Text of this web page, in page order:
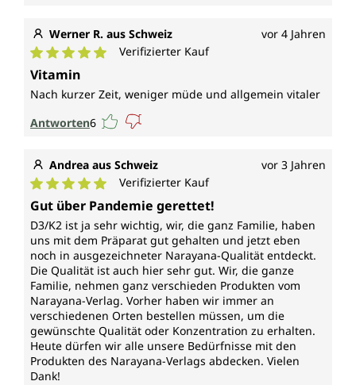
Werner R. aus Schweiz vor 4 Jahren
Durchschnittliche Bewertung von 5 von 5 Sternen
Verifizierter Kauf
Vitamin
Nach kurzer Zeit, weniger müde und allgemein vitaler
Antworten6
Andrea aus Schweiz vor 3 Jahren
Durchschnittliche Bewertung von 5 von 5 Sternen
Verifizierter Kauf
Gut über Pandemie gerettet!
D3/K2 ist ja sehr wichtig, wir, die ganz Familie, haben
uns mit dem Präparat gut gehalten und jetzt eben
noch in ausgezeichneter Narayana-Qualität entdeckt.
Die Qualität ist auch hier sehr gut. Wir, die ganze
Familie, nehmen ganz verschieden Produkten vom
Narayana-Verlag. Vorher haben wir immer an
verschiedenen Orten bestellen müssen, um die
gewünschte Qualität oder Konzentration zu erhalten.
Heute dürfen wir alle unsere Bedürfnisse mit den
Produkten des Narayana-Verlags abdecken. Vielen
Dank!